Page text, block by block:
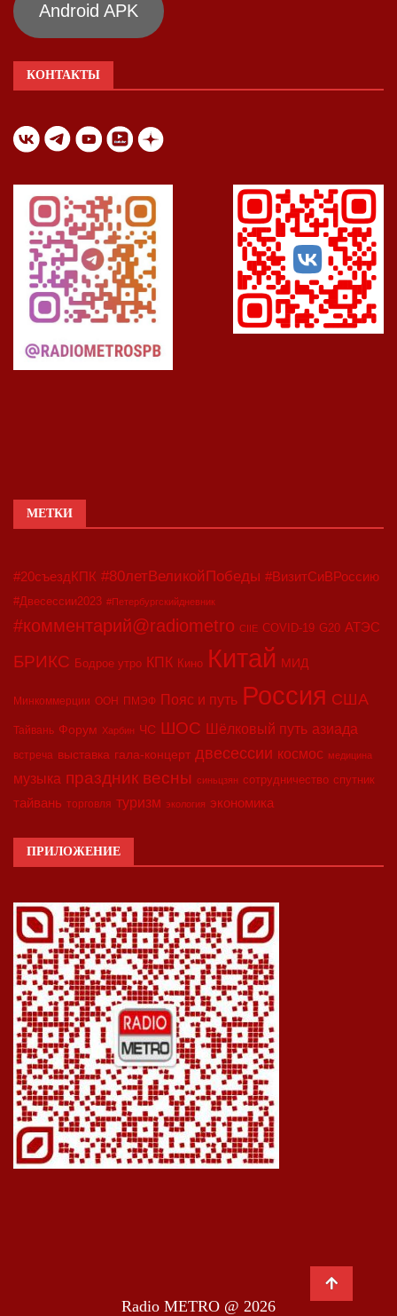
Android APK
КОНТАКТЫ
МЕТКИ
#20съездКПК #80летВеликойПобеды #ВизитСиВРоссию
#Двесессии2023 #Петербургскийдневник
#комментарий@radiometro CIIE COVID-19 G20 АТЭС
БРИКС Бодрое утро КПК Кино Китай МИД
Минкоммерции ООН ПМЭФ Пояс и путь Россия США
Тайвань Форум Харбин ЧС ШОС Шёлковый путь азиада
встреча выставка гала-концерт двесессии космос медицина
музыка праздник весны синьцзян сотрудничество спутник
тайвань торговля туризм экология экономика
ПРИЛОЖЕНИЕ
Radio METRO @ 2026